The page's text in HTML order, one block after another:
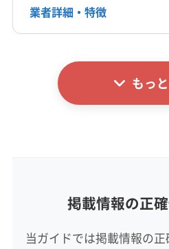
定休日
-
電話番号
080-6287-7776
業者詳細・特徴
基本情報
代表者名
善通寺市
東かがわ市 綾歌郡
もっ
掲載情報の正
当ガイドでは掲載情報の